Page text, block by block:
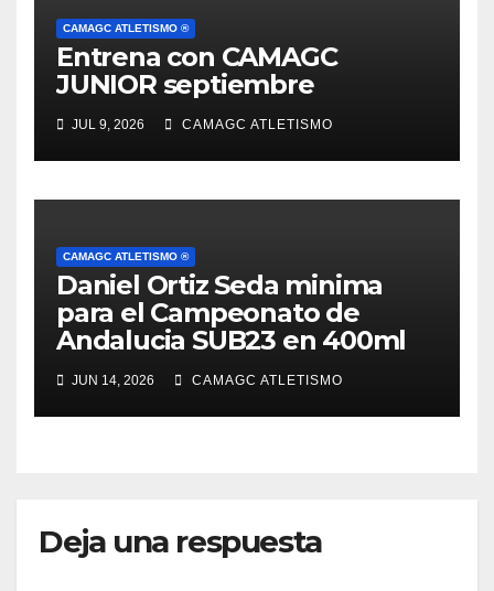
CAMAGC ATLETISMO ®
Entrena con CAMAGC
JUNIOR septiembre
JUL 9, 2026 CAMAGC ATLETISMO
CAMAGC ATLETISMO ®
Daniel Ortiz Seda minima
para el Campeonato de
Andalucia SUB23 en 400ml
JUN 14, 2026 CAMAGC ATLETISMO
Deja una respuesta